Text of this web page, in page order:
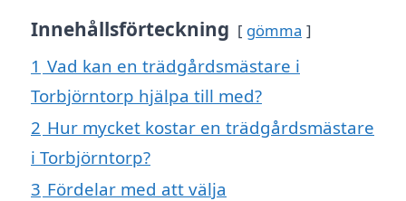
Innehållsförteckning gömma
1 Vad kan en trädgårdsmästare i
Torbjörntorp hjälpa till med?
2 Hur mycket kostar en trädgårdsmästare
i Torbjörntorp?
3 Fördelar med att välja